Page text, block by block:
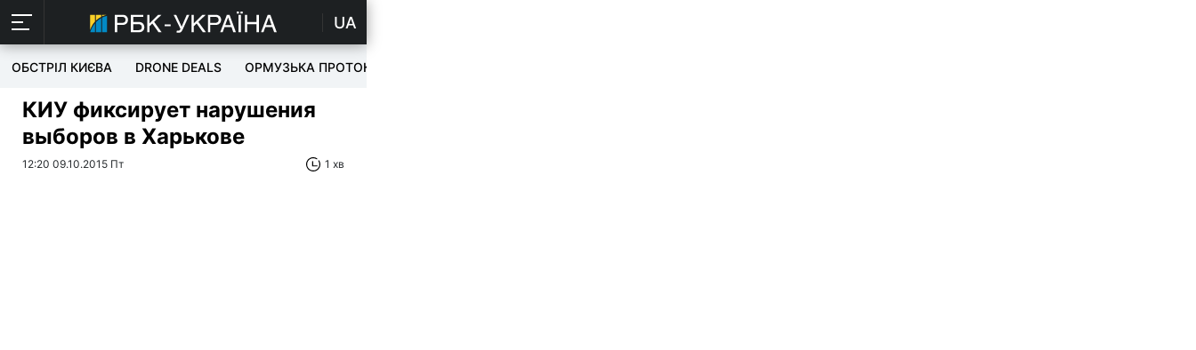
UA
ОБСТРІЛ КИЄВА DRONE DEALS ОРМУЗЬКА ПРОТОКА
КИУ фиксирует нарушения
выборов в Харькове
12:20 09.10.2015 Пт 1 хв